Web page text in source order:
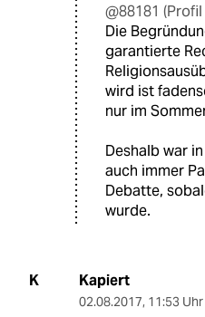
@88181
Die
garantierte
wird ist
nur im
Deshalb war
auch immer
Debatte,
wurde.
K Kapiert
02.08.2017, 11:53 Uhr